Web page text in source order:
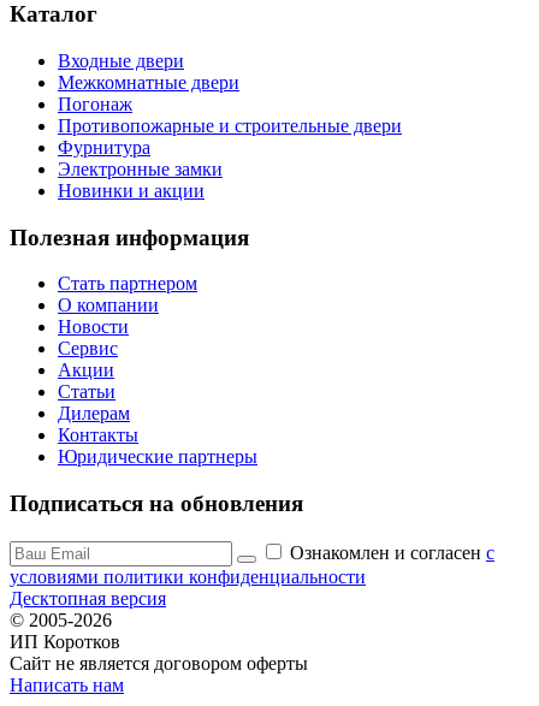
Каталог
Входные двери
Межкомнатные двери
Погонаж
Противопожарные и строительные двери
Фурнитура
Электронные замки
Новинки и акции
Полезная информация
Стать партнером
О компании
Новости
Сервис
Акции
Статьи
Дилерам
Контакты
Юридические партнеры
Подписаться на обновления
Ознакомлен и согласен c
условиями политики конфиденциальности
Десктопная версия
© 2005-2026
ИП Коротков
Сайт не является договором оферты
Написать нам